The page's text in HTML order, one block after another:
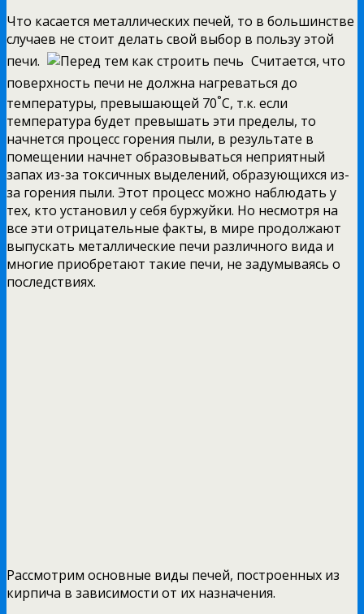
Что касается металлических печей, то в большинстве
случаев не стоит делать свой выбор в пользу этой
печи.
Считается, что
поверхность печи не должна нагреваться до
температуры, превышающей 70°С, т.к. если
температура будет превышать эти пределы, то
начнется процесс горения пыли, в результате в
помещении начнет образовываться неприятный
запах из-за токсичных выделений, образующихся из-
за горения пыли. Этот процесс можно наблюдать у
тех, кто установил у себя буржуйки. Но несмотря на
все эти отрицательные факты, в мире продолжают
выпускать металлические печи различного вида и
многие приобретают такие печи, не задумываясь о
последствиях.
Рассмотрим основные виды печей, построенных из
кирпича в зависимости от их назначения.